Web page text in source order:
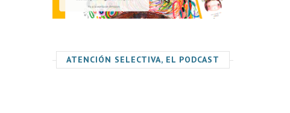
ATENCIÓN SELECTIVA, EL PODCAST